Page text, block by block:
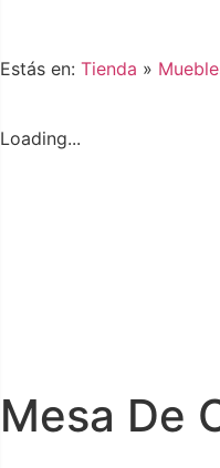
Estás en: Tienda »
Loading...
Mesa De